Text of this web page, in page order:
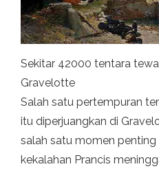
Sekitar 42000 tentara
Gravelotte
Salah satu pertempuran
itu diperjuangkan di
salah satu momen penting
kekalahan Prancis